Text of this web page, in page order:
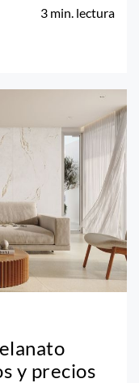
3 min. lectura
y precios